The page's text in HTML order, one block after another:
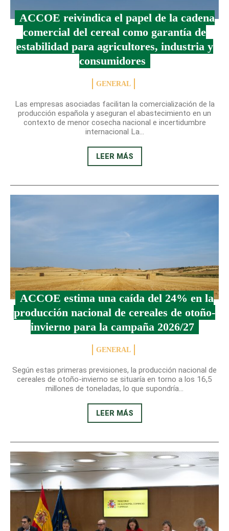
ACCOE reivindica el papel de la cadena
comercial del cereal como garantía de
estabilidad para agricultores, industria y
consumidores
GENERAL
Las empresas asociadas facilitan la comercialización de la
producción española y aseguran el abastecimiento en un
contexto de menor cosecha nacional e incertidumbre
internacional La...
LEER MÁS
ACCOE estima una caída del 24% en la
producción nacional de cereales de otoño-
invierno para la campaña 2026/27
GENERAL
Según estas primeras previsiones, la producción nacional de
cereales de otoño-invierno se situaría en torno a los 16,5
millones de toneladas, lo que supondría...
LEER MÁS